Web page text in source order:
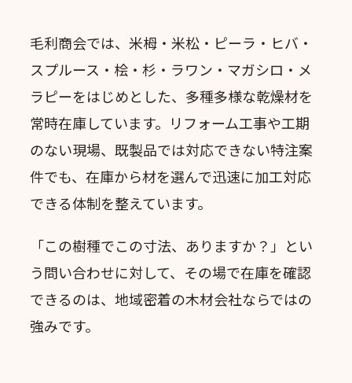
毛利商会では、米栂・米松・ピーラ・ヒバ・
スプルース・桧・杉・ラワン・マガシロ・メ
ラピーをはじめとした、多種多様な乾燥材を
常時在庫しています。リフォーム工事や工期
のない現場、既製品では対応できない特注案
件でも、在庫から材を選んで迅速に加工対応
できる体制を整えています。
「この樹種でこの寸法、ありますか？」とい
う問い合わせに対して、その場で在庫を確認
できるのは、地域密着の木材会社ならではの
強みです。